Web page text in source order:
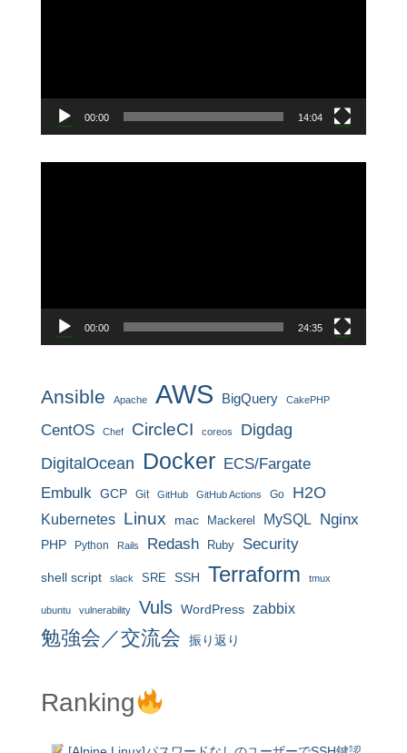
00:00 14:04
00:00 24:35
Ansible Apache AWS BigQuery CakePHP
CentOS Chef CircleCI coreos
Digdag
DigitalOcean Docker ECS/Fargate
Embulk GCP Git GitHub GitHub Actions Go H2O
Kubernetes Linux mac Mackerel MySQL Nginx
PHP Python Rails Redash Ruby Security
shell script slack SRE SSH Terraform tmux
ubuntu vulnerability Vuls WordPress zabbix
勉強会／交流会 振り返り
Ranking